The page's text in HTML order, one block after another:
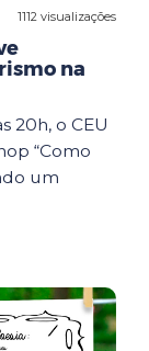
1112 visualizações
na
20h, o CEU
“Como
um